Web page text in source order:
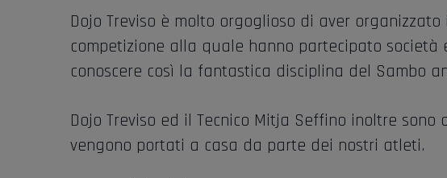
Dojo Treviso è molto orgoglioso di aver
competizione alla quale hanno partecipato
conoscere così la fantastica disciplina del Sambo
Dojo Treviso ed il Tecnico Mitja Seffino inoltre
vengono portati a casa da parte dei nostri atleti.